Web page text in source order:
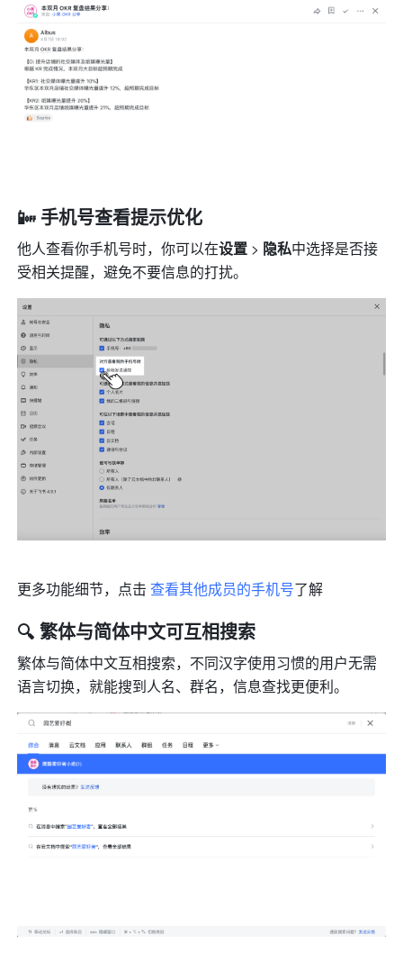
📴 手机号查看提示优化
他人查看你手机号时，你可以在设置 > 隐私中选择是否接
受相关提醒，避免不要信息的打扰。
更多功能细节，点击 查看其他成员的手机号了解
🔍 繁体与简体中文可互相搜索
繁体与简体中文互相搜索，不同汉字使用习惯的用户无需
语言切换，就能搜到人名、群名，信息查找更便利。